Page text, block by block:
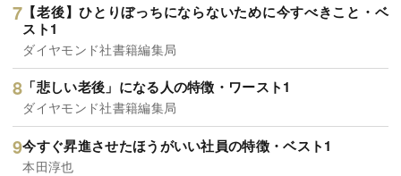
【老後】ひとりぼっちにならないために今すべきこと・ベ
スト1
ダイヤモンド社書籍編集局
「悲しい老後」になる人の特徴・ワースト1
ダイヤモンド社書籍編集局
今すぐ昇進させたほうがいい社員の特徴・ベスト1
本田淳也